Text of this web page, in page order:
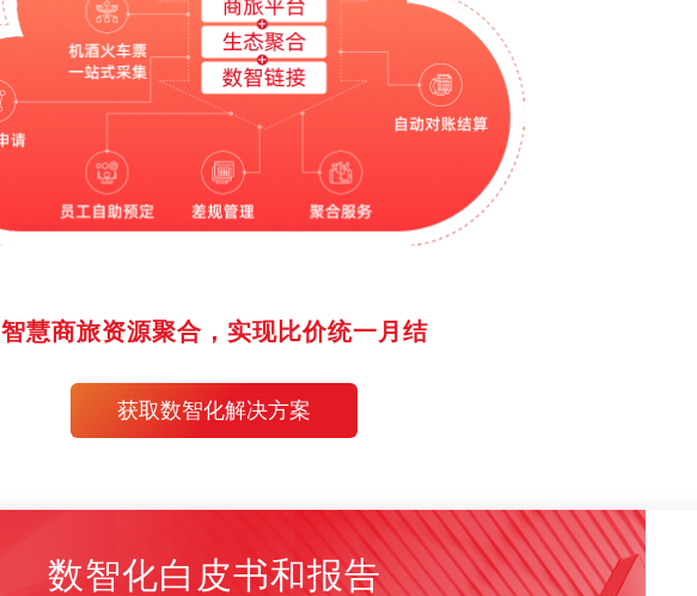
智慧商旅资源聚合，实现比价统一月结
获取数智化解决方案
数智化白皮书和报告